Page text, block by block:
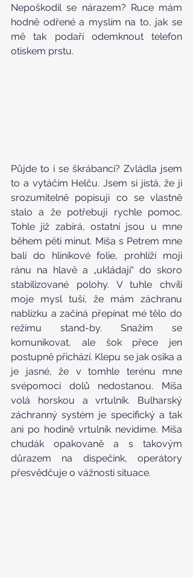
Nepoškodil se nárazem? Ruce mám
hodně odřené a myslím na to, jak se
mě tak podaří odemknout telefon
otiskem prstu.
Půjde to i se škrábanci? Zvládla jsem
to a vytáčím Helču. Jsem si jistá, že ji
srozumitelně popisuji co se vlastně
stalo a že potřebuji rychle pomoc.
Tohle již zabírá, ostatní jsou u mne
během pěti minut. Míša s Petrem mne
balí do hliníkové folie, prohlíží moji
ránu na hlavě a „ukládají“ do skoro
stabilizované polohy. V tuhle chvíli
moje mysl tuší, že mám záchranu
nablízku a začíná přepínat mé tělo do
režimu stand-by. Snažím se
komunikovat, ale šok přece jen
postupně přichází. Klepu se jak osika a
je jasné, že v tomhle terénu mne
svépomocí dolů nedostanou. Míša
volá horskou a vrtulník. Bulharský
záchranný systém je specifický a tak
ani po hodině vrtulník nevidíme. Míša
chudák opakovaně a s takovým
důrazem na dispečink, operátory
přesvědčuje o vážnosti situace.